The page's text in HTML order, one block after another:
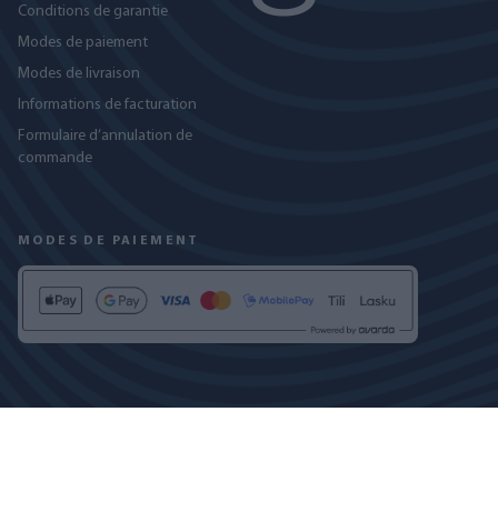
Conditions de garantie
Modes de paiement
Modes de livraison
Informations de facturation
Formulaire d’annulation de
commande
MODES DE PAIEMENT